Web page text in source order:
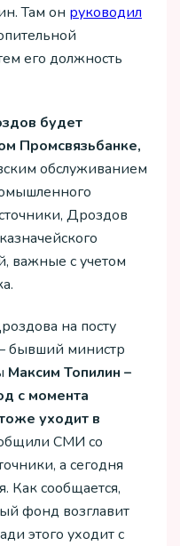
Там он руководил
его должность
будет
Промсвязьбанке,
обслуживанием
Дроздов
важные с учетом
на посту
бывший министр
Максим Топилин –
с момента
уходит в
СМИ со
а сегодня
Как сообщается,
фонд возглавит
этого уходит с